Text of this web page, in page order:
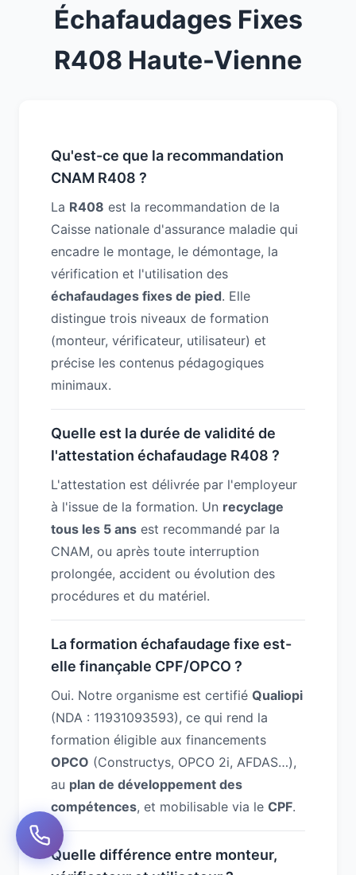
Échafaudages Fixes
R408 Haute-Vienne
Qu'est-ce que la recommandation
CNAM R408 ?
La R408 est la recommandation de la
Caisse nationale d'assurance maladie qui
encadre le montage, le démontage, la
vérification et l'utilisation des
échafaudages fixes de pied. Elle
distingue trois niveaux de formation
(monteur, vérificateur, utilisateur) et
précise les contenus pédagogiques
minimaux.
Quelle est la durée de validité de
l'attestation échafaudage R408 ?
L'attestation est délivrée par l'employeur
à l'issue de la formation. Un recyclage
tous les 5 ans est recommandé par la
CNAM, ou après toute interruption
prolongée, accident ou évolution des
procédures et du matériel.
La formation échafaudage fixe est-
elle finançable CPF/OPCO ?
Oui. Notre organisme est certifié Qualiopi
(NDA : 11931093593), ce qui rend la
formation éligible aux financements
OPCO (Constructys, OPCO 2i, AFDAS…),
au plan de développement des
compétences, et mobilisable via le CPF.
Quelle différence entre monteur,